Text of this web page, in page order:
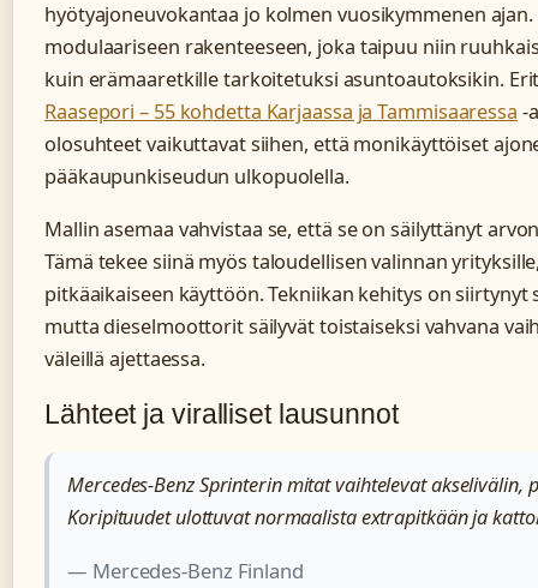
hyötyajoneuvokantaa jo kolmen vuosikymmenen
modulaariseen rakenteeseen, joka taipuu niin
kuin erämaaretkille tarkoitetuksi asuntoautoksikin.
Raasepori – 55 kohdetta Karjaassa ja Tammisaaressa -
olosuhteet vaikuttavat siihen, että monikäyttöiset
pääkaupunkiseudun ulkopuolella.
Mallin asemaa vahvistaa se, että se on säilyttänyt
Tämä tekee siinä myös taloudellisen valinnan
pitkäaikaiseen käyttöön. Tekniikan kehitys on siirtynyt
mutta dieselmoottorit säilyvät toistaiseksi vahvana
väleillä ajettaessa.
Lähteet ja viralliset lausunnot
Mercedes-Benz Sprinterin mitat vaihtelevat akselivälin,
Koripituudet ulottuvat normaalista extrapitkään ja
— Mercedes-Benz Finland